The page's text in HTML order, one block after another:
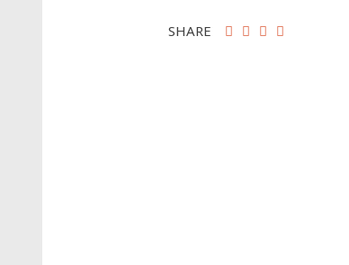
SHARE